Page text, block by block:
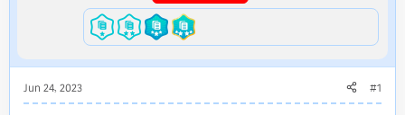
Jun 24, 2023 #1